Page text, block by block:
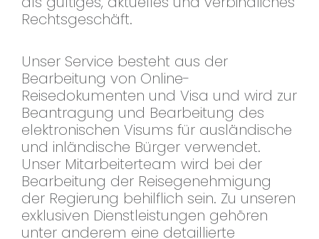
Rechtsgeschäft.
Unser Service besteht aus der
Bearbeitung von Online-
Reisedokumenten und Visa und wird zur
Beantragung und Bearbeitung des
elektronischen Visums für ausländische
und inländische Bürger verwendet.
Unser Mitarbeiterteam wird bei der
Bearbeitung der Reisegenehmigung
der Regierung behilflich sein. Zu unseren
exklusiven Dienstleistungen gehören
unter anderem eine detaillierte